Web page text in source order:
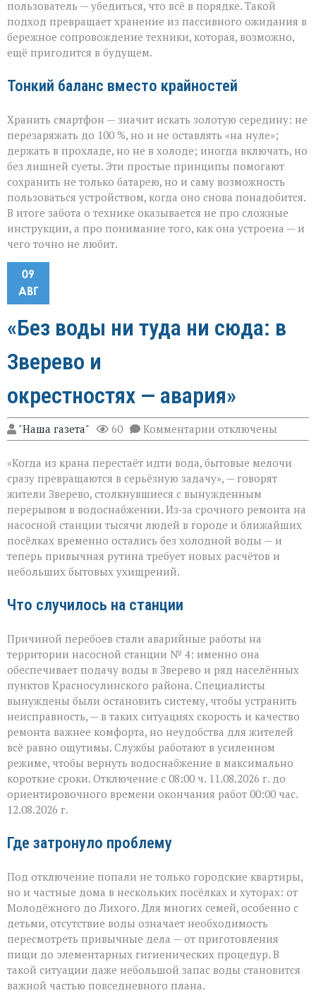
пользователь — убедиться, что всё в порядке. Такой
подход превращает хранение из пассивного ожидания в
бережное сопровождение техники, которая, возможно,
ещё пригодится в будущем.
Тонкий баланс вместо крайностей
Хранить смартфон — значит искать золотую середину: не
перезаряжать до 100 %, но и не оставлять «на нуле»;
держать в прохладе, но не в холоде; иногда включать, но
без лишней суеты. Эти простые принципы помогают
сохранить не только батарею, но и саму возможность
пользоваться устройством, когда оно снова понадобится.
В итоге забота о технике оказывается не про сложные
инструкции, а про понимание того, как она устроена — и
чего точно не любит.
09
АВГ
«Без воды ни туда ни сюда: в
Зверево и
окрестностях — авария»
"Наша газета" 60 Комментарии к
записи
воды
ни
туда
ни
сюда:
в
Зверево
и
окрестностях —
отключены
«Когда из крана перестаёт идти вода, бытовые мелочи
сразу превращаются в серьёзную задачу», — говорят
жители Зверево, столкнувшиеся с вынужденным
перерывом в водоснабжении. Из‑за срочного ремонта на
насосной станции тысячи людей в городе и ближайших
посёлках временно остались без холодной воды — и
теперь привычная рутина требует новых расчётов и
небольших бытовых ухищрений.
Что случилось на станции
Причиной перебоев стали аварийные работы на
территории насосной станции № 4: именно она
обеспечивает подачу воды в Зверево и ряд населённых
пунктов Красносулинского района. Специалисты
вынуждены были остановить систему, чтобы устранить
неисправность, — в таких ситуациях скорость и качество
ремонта важнее комфорта, но неудобства для жителей
всё равно ощутимы. Службы работают в усиленном
режиме, чтобы вернуть водоснабжение в максимально
короткие сроки. Отключение с 08:00 ч. 11.08.2026 г. до
ориентировочного времени окончания работ 00:00 час.
12.08.2026 г.
Где затронуло проблему
Под отключение попали не только городские квартиры,
но и частные дома в нескольких посёлках и хуторах: от
Молодёжного до Лихого. Для многих семей, особенно с
детьми, отсутствие воды означает необходимость
пересмотреть привычные дела — от приготовления
пищи до элементарных гигиенических процедур. В
такой ситуации даже небольшой запас воды становится
важной частью повседневного плана.